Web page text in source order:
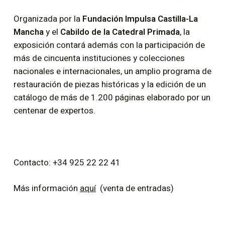
Organizada por la Fundación Impulsa Castilla-La
Manchay el Cabildo de la Catedral Primada, la
exposición contará además con la participación de
más de cincuenta instituciones y colecciones
nacionales e internacionales, un amplio programa de
restauración de piezas históricas y la edición de un
catálogo de más de 1.200 páginas elaborado por un
centenar de expertos.
Contacto: +34 925 22 22 41
Más informaciónaquí(venta de entradas)